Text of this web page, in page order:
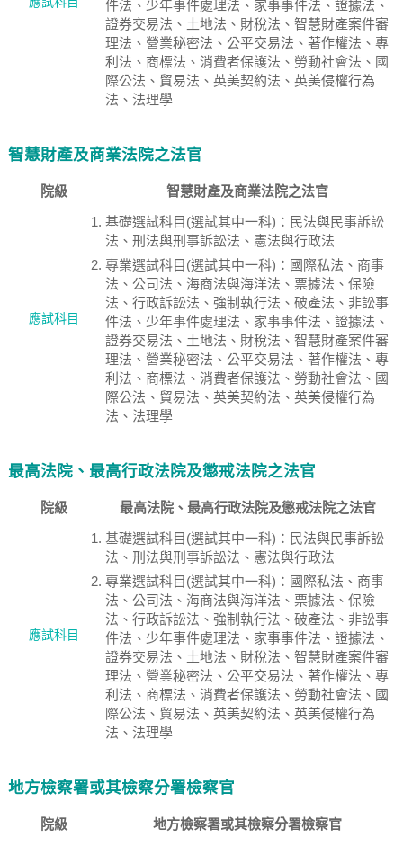
件法、少年事件處理法、家事事件法、證據法、
證券交易法、土地法、財稅法、智慧財產案件審
理法、營業秘密法、公平交易法、著作權法、專
利法、商標法、消費者保護法、勞動社會法、國
際公法、貿易法、英美契約法、英美侵權行為
法、法理學
智慧財產及商業法院之法官
院級 智慧財產及商業法院之法官
應試科目
基礎選試科目(選試其中一科)：民法與民事訴訟
法、刑法與刑事訴訟法、憲法與行政法
專業選試科目(選試其中一科)：國際私法、商事
法、公司法、海商法與海洋法、票據法、保險
法、行政訴訟法、強制執行法、破產法、非訟事
件法、少年事件處理法、家事事件法、證據法、
證券交易法、土地法、財稅法、智慧財產案件審
理法、營業秘密法、公平交易法、著作權法、專
利法、商標法、消費者保護法、勞動社會法、國
際公法、貿易法、英美契約法、英美侵權行為
法、法理學
最高法院、最高行政法院及懲戒法院之法官
院級 最高法院、最高行政法院及懲戒法院之法官
應試科目
基礎選試科目(選試其中一科)：民法與民事訴訟
法、刑法與刑事訴訟法、憲法與行政法
專業選試科目(選試其中一科)：國際私法、商事
法、公司法、海商法與海洋法、票據法、保險
法、行政訴訟法、強制執行法、破產法、非訟事
件法、少年事件處理法、家事事件法、證據法、
證券交易法、土地法、財稅法、智慧財產案件審
理法、營業秘密法、公平交易法、著作權法、專
利法、商標法、消費者保護法、勞動社會法、國
際公法、貿易法、英美契約法、英美侵權行為
法、法理學
地方檢察署或其檢察分署檢察官
院級 地方檢察署或其檢察分署檢察官